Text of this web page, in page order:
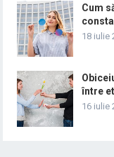
Cum
18 iulie
între
16 iulie